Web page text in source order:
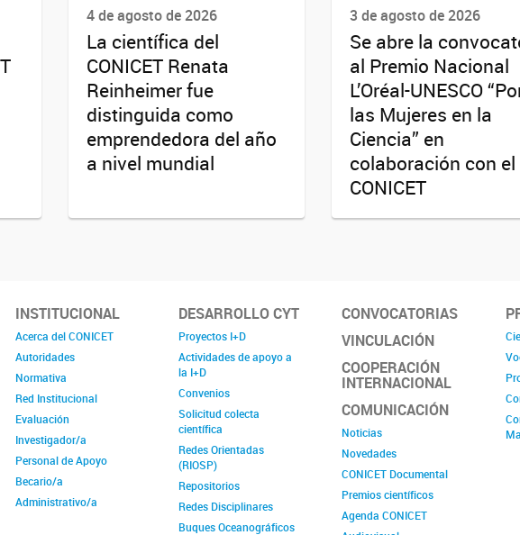
4 de agosto de 2026
La científica del
CONICET Renata
Reinheimer fue
distinguida como
emprendedora del año
a nivel mundial
3 de agosto de 2026
Se abre la
al Premio Nacional
L’Oréal-UNESCO
las Mujeres en la
Ciencia” en
colaboración con el
CONICET
INSTITUCIONAL
Acerca del CONICET
Autoridades
Normativa
Red Institucional
Evaluación
Investigador/a
Personal de Apoyo
Becario/a
Administrativo/a
DESARROLLO CYT
Proyectos I+D
Actividades de apoyo a
la I+D
Convenios
Solicitud colecta
científica
Redes Orientadas
(RIOSP)
Repositorios
Redes Disciplinares
Buques Oceanográficos
CONVOCATORIAS
VINCULACIÓN
COOPERACIÓN
INTERNACIONAL
COMUNICACIÓN
Noticias
Novedades
CONICET Documental
Premios científicos
Agenda CONICET